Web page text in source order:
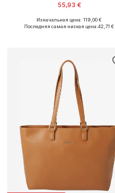
55,93 €
Доступные размеры: One Size
Изначальная цена: 119,00 €
Последняя самая низкая цена:42,71 €